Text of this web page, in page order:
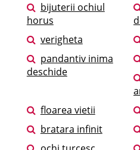
bijuterii ochiul
horus
verigheta
pandantiv inima
deschide
floarea vietii
bratara infinit